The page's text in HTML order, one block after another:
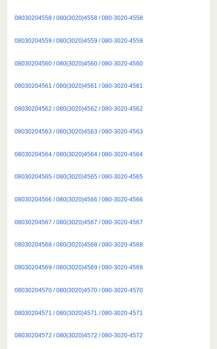
08030204558 / 080(3020)4558 / 080-3020-4558
08030204559 / 080(3020)4559 / 080-3020-4559
08030204560 / 080(3020)4560 / 080-3020-4560
08030204561 / 080(3020)4561 / 080-3020-4561
08030204562 / 080(3020)4562 / 080-3020-4562
08030204563 / 080(3020)4563 / 080-3020-4563
08030204564 / 080(3020)4564 / 080-3020-4564
08030204565 / 080(3020)4565 / 080-3020-4565
08030204566 / 080(3020)4566 / 080-3020-4566
08030204567 / 080(3020)4567 / 080-3020-4567
08030204568 / 080(3020)4568 / 080-3020-4568
08030204569 / 080(3020)4569 / 080-3020-4569
08030204570 / 080(3020)4570 / 080-3020-4570
08030204571 / 080(3020)4571 / 080-3020-4571
08030204572 / 080(3020)4572 / 080-3020-4572